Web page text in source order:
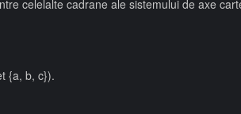
celelalte cadrane ale sistemului de axe
{a, b, c}).